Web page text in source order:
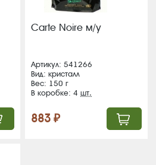
Carte Noire м/у
Артикул: 541266
Вид: кристалл
Вес: 150 г
В коробке: 4шт.
883 ₽